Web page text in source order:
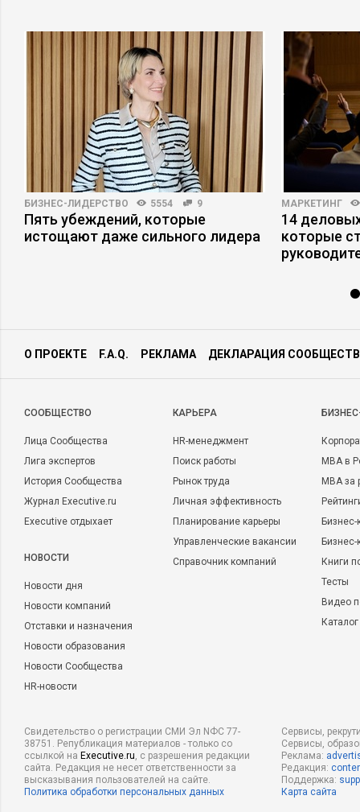
БИЗНЕС-ЛИДЕРСТВО 5554 9
Пять убеждений, которые
истощают даже сильного лидера
МАРКЕТИНГ
14
которые
О ПРОЕКТЕ F.A.Q. РЕКЛАМА ДЕКЛАРАЦИЯ
CООБЩЕСТВО
Лица Сообщества
Лига экспертов
История Сообщества
Журнал Executive.ru
Executive отдыхает
НОВОСТИ
Новости дня
Новости компаний
Отставки и назначения
Новости образования
Новости Сообщества
HR-новости
КАРЬЕРА
HR-менеджмент
Поиск работы
Рынок труда
Личная эффективность
Планирование карьеры
Управленческие вакансии
Справочник компаний
MBA в
MBA
Бизнес-
Книги
Тесты
Видео
Свидетельство о регистрации СМИ Эл NФС 77-
38751. Републикация материалов - только со
ссылкой на Executive.ru, с разрешения редакции
сайта. Редакция не несет ответственности за
высказывания пользователей на сайте.
Политика обработки персональных данных
Сервисы,
Сервисы,
Реклама:
Редакция:
Поддержка:
Карта сайта